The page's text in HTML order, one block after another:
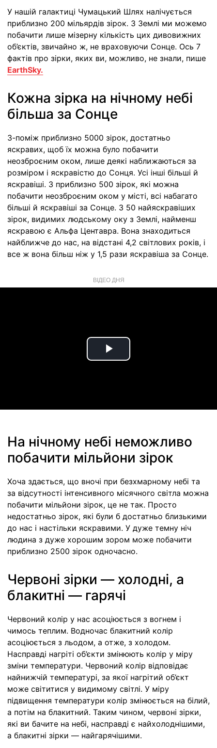
У нашій галактиці Чумацький Шлях налічується
приблизно 200 мільярдів зірок. З Землі ми можемо
побачити лише мізерну кількість цих дивовижних
об’єктів, звичайно ж, не враховуючи Сонце. Ось 7
фактів про зірки, яких ви, можливо, не знали, пише
EarthSky.
Кожна зірка на нічному небі
більша за Сонце
З-поміж приблизно 5000 зірок, достатньо
яскравих, щоб їх можна було побачити
неозброєним оком, лише деякі наближаються за
розміром і яскравістю до Сонця. Усі інші більші й
яскравіші. З приблизно 500 зірок, які можна
побачити неозброєним оком у місті, всі набагато
більші й яскравіші за Сонце. З 50 найяскравіших
зірок, видимих людському оку з Землі, найменш
яскравою є Альфа Центавра. Вона знаходиться
найближче до нас, на відстані 4,2 світлових років, і
все ж вона більш ніж у 1,5 рази яскравіша за Сонце.
ВІДЕО ДНЯ
Play
На нічному небі неможливо
побачити мільйони зірок
Хоча здається, що вночі при безхмарному небі та
за відсутності інтенсивного місячного світла можна
побачити мільйони зірок, це не так. Просто
недостатньо зірок, які були б достатньо близькими
до нас і настільки яскравими. У дуже темну ніч
людина з дуже хорошим зором може побачити
приблизно 2500 зірок одночасно.
Червоні зірки — холодні, а
блакитні — гарячі
Червоний колір у нас асоціюється з вогнем і
чимось теплим. Водночас блакитний колір
асоціюється з льодом, а отже, з холодом.
Насправді нагріті об’єкти змінюють колір у міру
зміни температури. Червоний колір відповідає
найнижчій температурі, за якої нагрітий об’єкт
може світитися у видимому світлі. У міру
підвищення температури колір змінюється на білий,
а потім на блакитний. Таким чином, червоні зірки,
які ви бачите на небі, насправді є найхолоднішими,
а блакитні зірки — найгарячішими.